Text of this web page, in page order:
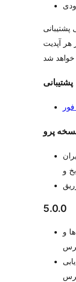
آپدیت
پشتیبانی
پرو
5.0.0
و